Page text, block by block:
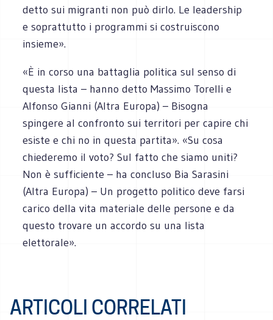
detto sui migranti non può dirlo. Le leadership
e soprattutto i programmi si costruiscono
insieme».
«È in corso una battaglia politica sul senso di
questa lista – hanno detto Massimo Torelli e
Alfonso Gianni (Altra Europa) – Bisogna
spingere al confronto sui territori per capire chi
esiste e chi no in questa partita». «Su cosa
chiederemo il voto? Sul fatto che siamo uniti?
Non è sufficiente – ha concluso Bia Sarasini
(Altra Europa) – Un progetto politico deve farsi
carico della vita materiale delle persone e da
questo trovare un accordo su una lista
elettorale».
ARTICOLI CORRELATI